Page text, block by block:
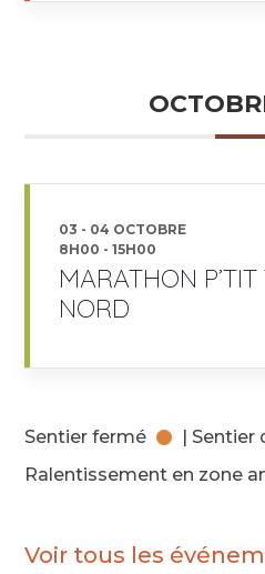
03 - 04 OCTOBRE
8H00 -15H00
MARATHON
NORD
Sentier fermé | Sentier
Ralentissement en zone
Voir tous les